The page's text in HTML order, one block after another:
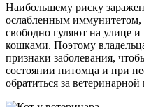
Наибольшему риску
ослабленным
свободно гуляют на улице и
кошками. Поэтому
признаки заболевания,
состоянии питомца и при
обратиться за